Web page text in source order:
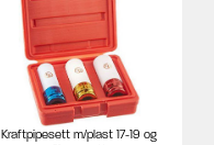
Kraftpipesett m/plast 17-19 og